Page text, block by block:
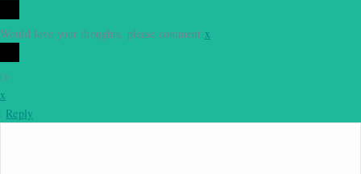
Would love your thoughts, please comment.x
()
x
| Reply